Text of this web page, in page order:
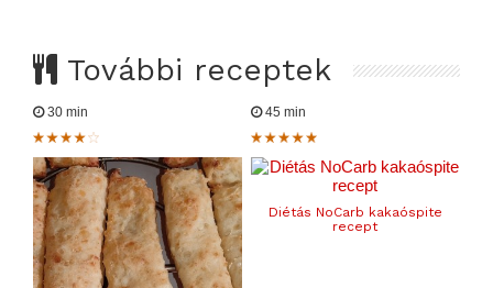
További receptek
30 min 45 min
Diétás NoCarb kakaóspite
recept